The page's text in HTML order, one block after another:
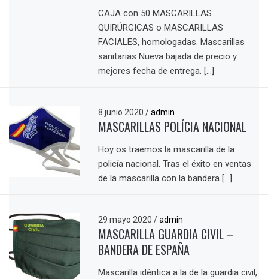
CAJA con 50 MASCARILLAS
QUIRÚRGICAS o MASCARILLAS
FACIALES, homologadas. Mascarillas
sanitarias Nueva bajada de precio y
mejores fecha de entrega. […]
8 junio 2020/ admin
MASCARILLAS POLÍCIA NACIONAL
Hoy os traemos la mascarilla de la
policía nacional. Tras el éxito en ventas
de la mascarilla con la bandera […]
29 mayo 2020/ admin
MASCARILLA GUARDIA CIVIL –
BANDERA DE ESPAÑA
Mascarilla idéntica a la de la guardia civil,